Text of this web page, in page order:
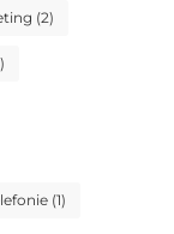
(2)
(1)